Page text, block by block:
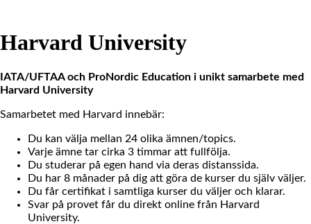
Harvard University
IATA/UFTAA och ProNordic Education i unikt samarbete med
Harvard University
Samarbetet med Harvard innebär:
Du kan välja mellan 24 olika ämnen/topics.
Varje ämne tar cirka 3 timmar att fullfölja.
Du studerar på egen hand via deras distanssida.
Du har 8 månader på dig att göra de kurser du själv väljer.
Du får certifikat i samtliga kurser du väljer och klarar.
Svar på provet får du direkt online från Harvard
University.